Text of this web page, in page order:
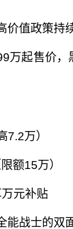
价值政策持
万起售价，
7.2万）
额15万）
元补贴
能战士的双